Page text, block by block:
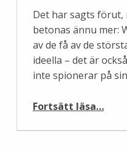
Det har sagts
betonas ännu mer:
av de få av de
ideella – det är
inte spionerar på
Fortsätt läsa…